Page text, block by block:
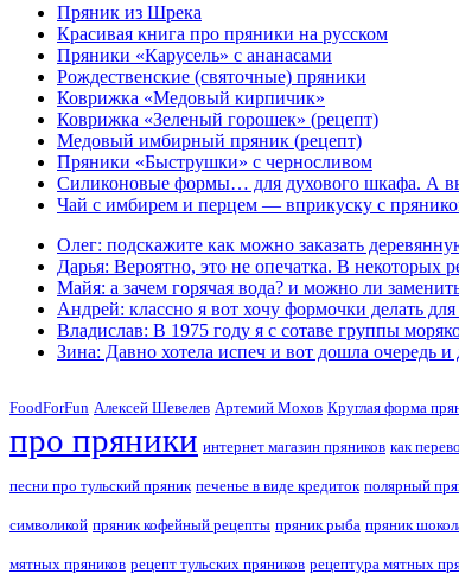
Пряник из Шрека
Красивая книга про пряники на русском
Пряники «Карусель» с ананасами
Рождественские (святочные) пряники
Коврижка «Медовый кирпичик»
Коврижка «Зеленый горошек» (рецепт)
Медовый имбирный пряник (рецепт)
Пряники «Быструшки» с черносливом
Силиконовые формы… для духового шкафа. А
Чай с имбирем и перцем — вприкуску с
Олег: подскажите как можно заказать
Дарья: Вероятно, это не опечатка. В некоторых
Майя: а зачем горячая вода? и можно ли
Андрей: классно я вот хочу формочки делать
Владислав: В 1975 году я с сотаве группы
Зина: Давно хотела испеч и вот дошла очередь
FoodForFun Алексей Шевелев Артемий Мохов Круглая форма
про пряники интернет магазин пряников как
песни про тульский пряник печенье в виде кредиток полярный
символикой пряник кофейный рецепты пряник рыба пряник
мятных пряников рецепт тульских пряников рецептура мятных